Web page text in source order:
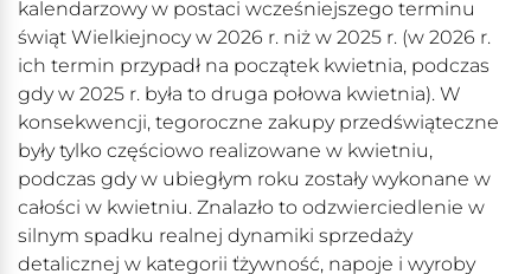
kalendarzowy w postaci wcześniejszego terminu
świąt Wielkiejnocy w 2026 r. niż w 2025 r. (w 2026 r.
ich termin przypadł na początek kwietnia, podczas
gdy w 2025 r. była to druga połowa kwietnia). W
konsekwencji, tegoroczne zakupy przedświąteczne
były tylko częściowo realizowane w kwietniu,
podczas gdy w ubiegłym roku zostały wykonane w
całości w kwietniu. Znalazło to odzwierciedlenie w
silnym spadku realnej dynamiki sprzedaży
detalicznej w kategorii ťżywność, napoje i wyroby